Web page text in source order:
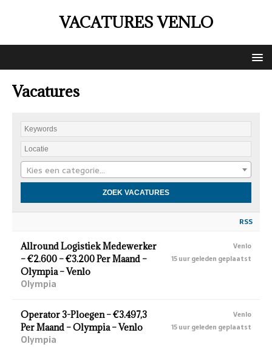
VACATURES VENLO
Vacatures
Kies een categorie…
RSS
Allround Logistiek Medewerker
– €2.600 – €3.200 Per Maand –
Olympia – Venlo
Olympia
Venlo
15 uur geleden geplaatst
Operator 3-Ploegen – €3.497,3
Per Maand – Olympia – Venlo
Olympia
Venlo
15 uur geleden geplaatst